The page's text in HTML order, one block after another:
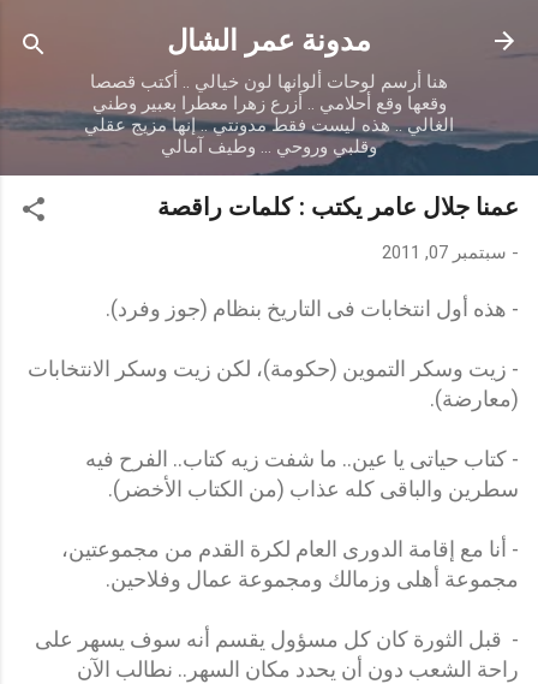
التخطي إلى المحتوى الرئيسي
مدونة عمر الشال
هنا أرسم لوحات ألوانها لون خيالي .. أكتب قصصا
وقعها وقع أحلامي .. أزرع زهرا معطرا بعبير وطني
الغالي .. هذه ليست فقط مدونتي .. إنها مزيج عقلي
وقلبي وروحي ... وطيف آمالي
عمنا جلال عامر يكتب : كلمات راقصة
- سبتمبر 07, 2011
- هذه أول انتخابات فى التاريخ بنظام (جوز وفرد).
- زيت وسكر التموين (حكومة)، لكن زيت وسكر الانتخابات
(معارضة).
- كتاب حياتى يا عين.. ما شفت زيه كتاب.. الفرح فيه
سطرين والباقى كله عذاب (من الكتاب الأخضر).
- أنا مع إقامة الدورى العام لكرة القدم من مجموعتين،
مجموعة أهلى وزمالك ومجموعة عمال وفلاحين.
- قبل الثورة كان كل مسؤول يقسم أنه سوف يسهر على
راحة الشعب دون أن يحدد مكان السهر.. نطالب الآن